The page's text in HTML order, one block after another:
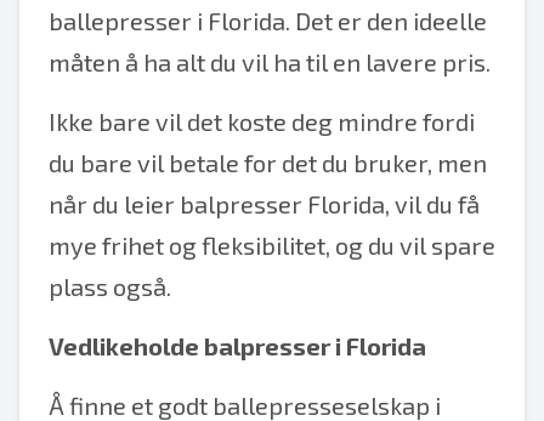
ballepresser i Florida. Det er den ideelle
måten å ha alt du vil ha til en lavere pris.
Ikke bare vil det koste deg mindre fordi
du bare vil betale for det du bruker, men
når du leier balpresser Florida, vil du få
mye frihet og fleksibilitet, og du vil spare
plass også.
Vedlikeholde balpresser i Florida
Å finne et godt ballepresseselskap i